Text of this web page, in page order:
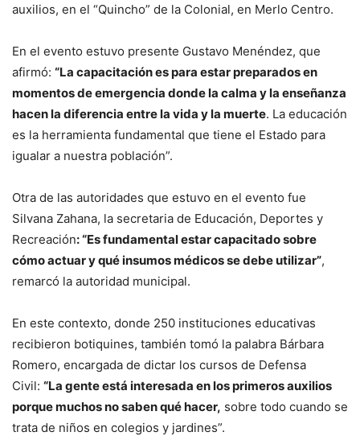
auxilios, en el “Quincho” de la Colonial, en Merlo Centro.
En el evento estuvo presente Gustavo Menéndez, que
afirmó: “La capacitación es para estar preparados en
momentos de emergencia donde la calma y la enseñanza
hacen la diferencia entre la vida y la muerte. La educación
es la herramienta fundamental que tiene el Estado para
igualar a nuestra población”.
Otra de las autoridades que estuvo en el evento fue
Silvana Zahana, la secretaria de Educación, Deportes y
Recreación: “Es fundamental estar capacitado sobre
cómo actuar y qué insumos médicos se debe utilizar”,
remarcó la autoridad municipal.
En este contexto, donde 250 instituciones educativas
recibieron botiquines, también tomó la palabra Bárbara
Romero, encargada de dictar los cursos de Defensa
Civil: “La gente está interesada en los primeros auxilios
porque muchos no saben qué hacer, sobre todo cuando se
trata de niños en colegios y jardines”.